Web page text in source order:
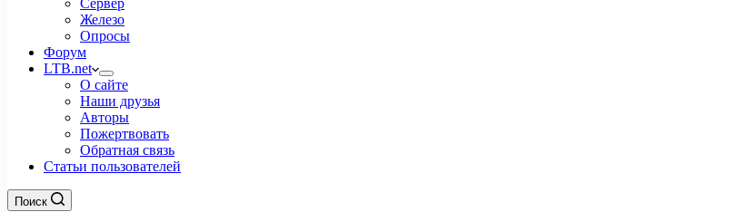
Сервер
Железо
Опросы
Форум
LTB.net
О сайте
Наши друзья
Авторы
Пожертвовать
Обратная связь
Статьи пользователей
Поиск